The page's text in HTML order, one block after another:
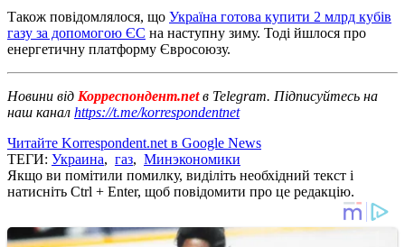
Також повідомлялося, що Україна готова купити 2 млрд кубів
газу за допомогою ЄС на наступну зиму. Тоді йшлося про
енергетичну платформу Євросоюзу.
Новини від Корреспондент.netв Telegram. Підписуйтесь на
наш канал https://t.me/korrespondentnet
Читайте Korrespondent.net в Google News
ТЕГИ: Украина, газ, Минэкономики
Якщо ви помітили помилку, виділіть необхідний текст і
натисніть Ctrl + Enter, щоб повідомити про це редакцію.